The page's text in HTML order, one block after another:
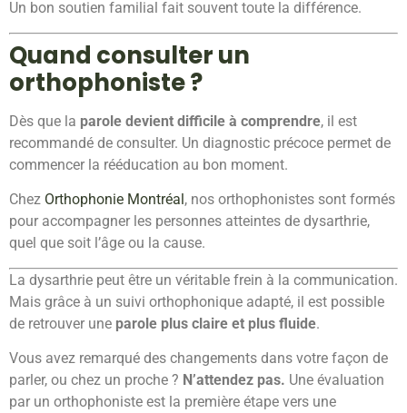
Un bon soutien familial fait souvent toute la différence.
Quand consulter un
orthophoniste ?
Dès que la parole devient difficile à comprendre, il est
recommandé de consulter. Un diagnostic précoce permet de
commencer la rééducation au bon moment.
Chez Orthophonie Montréal , nos orthophonistes sont formés
pour accompagner les personnes atteintes de dysarthrie,
quel que soit l’âge ou la cause.
La dysarthrie peut être un véritable frein à la communication.
Mais grâce à un suivi orthophonique adapté, il est possible
de retrouver une parole plus claire et plus fluide.
Vous avez remarqué des changements dans votre façon de
parler, ou chez un proche ? N’attendez pas. Une évaluation
par un orthophoniste est la première étape vers une